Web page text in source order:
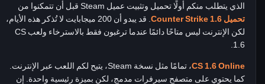
الذي يتطلب منكم أولًا تحميل وتثبيت عميل Steam قبل أن تتمكنوا من
تحميل Counter Strike 1.6
. قد يبدو أن 200 ميجابايت لا تُذكر هذه الأيام،
لكن الإنترنت ليس متاحًا دائمًا عندما ترغبون فقط بالاسترخاء ولعب CS
1.6.
CS 1.6 Online
، تمامًا مثل نسخة Steam، يتيح لكم اللعب عبر الإنترنت.
كما يحتوي على متصفح سيرفرات مدمج، لكن بميزة رئيسية واحدة. إن